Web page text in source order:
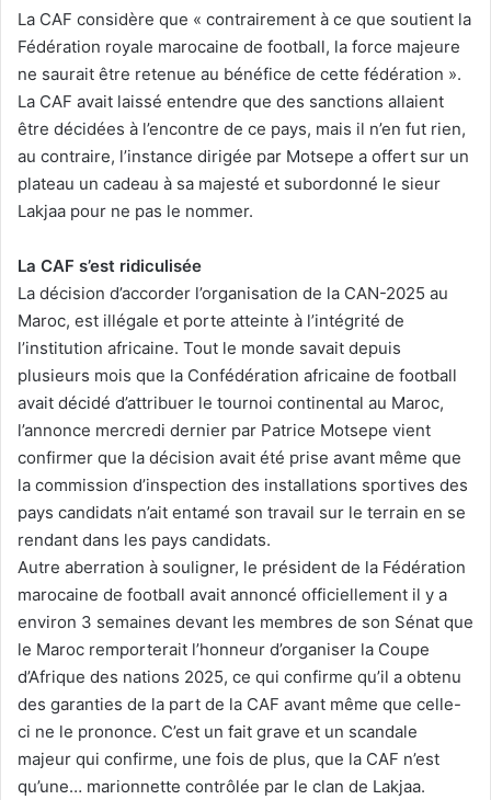
La CAF considère que « contrairement à ce que soutient la
Fédération royale marocaine de football, la force majeure
ne saurait être retenue au bénéfice de cette fédération ».
La CAF avait laissé entendre que des sanctions allaient
être décidées à l’encontre de ce pays, mais il n’en fut rien,
au contraire, l’instance dirigée par Motsepe a offert sur un
plateau un cadeau à sa majesté et subordonné le sieur
Lakjaa pour ne pas le nommer.
La CAF s’est ridiculisée
La décision d’accorder l’organisation de la CAN-2025 au
Maroc, est illégale et porte atteinte à l’intégrité de
l’institution africaine. Tout le monde savait depuis
plusieurs mois que la Confédération africaine de football
avait décidé d’attribuer le tournoi continental au Maroc,
l’annonce mercredi dernier par Patrice Motsepe vient
confirmer que la décision avait été prise avant même que
la commission d’inspection des installations sportives des
pays candidats n’ait entamé son travail sur le terrain en se
rendant dans les pays candidats.
Autre aberration à souligner, le président de la Fédération
marocaine de football avait annoncé officiellement il y a
environ 3 semaines devant les membres de son Sénat que
le Maroc remporterait l’honneur d’organiser la Coupe
d’Afrique des nations 2025, ce qui confirme qu’il a obtenu
des garanties de la part de la CAF avant même que celle-
ci ne le prononce. C’est un fait grave et un scandale
majeur qui confirme, une fois de plus, que la CAF n’est
qu’une… marionnette contrôlée par le clan de Lakjaa.